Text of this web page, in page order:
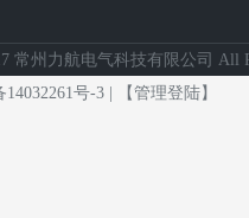
常州力航电气科技有限公司 All
14032261号-3 【管理登陆】